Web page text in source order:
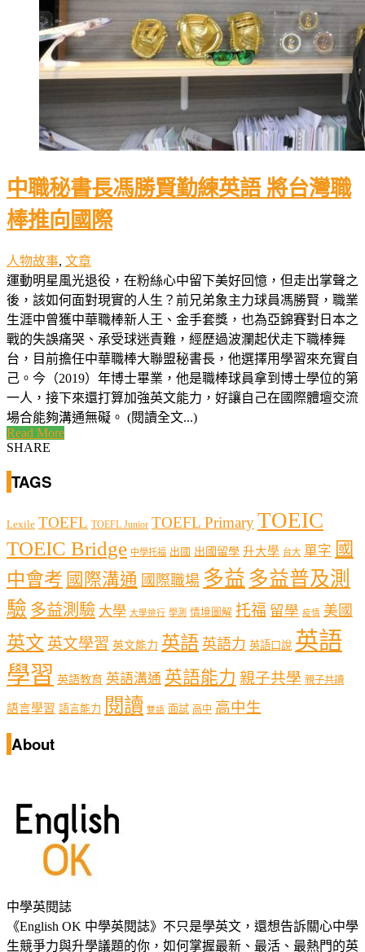
中職秘書長馮勝賢勤練英語 將台灣職
棒推向國際
人物故事, 文章
運動明星風光退役，在粉絲心中留下美好回憶，但走出掌聲之
後，該如何面對現實的人生？前兄弟象主力球員馮勝賢，職業
生涯中曾獲中華職棒新人王、金手套獎，也為亞錦賽對日本之
戰的失誤痛哭、承受球迷責難，經歷過波瀾起伏走下職棒舞
台，目前擔任中華職棒大聯盟秘書長，他選擇用學習來充實自
己。今（2019）年博士畢業，他是職棒球員拿到博士學位的第
一人，接下來還打算加強英文能力，好讓自己在國際體壇交流
場合能夠溝通無礙。 (閱讀全文...)
Read More
SHARE
TAGS
Lexile TOEFL TOEFL Junior TOEFL PrimaryTOEIC
TOEIC Bridge 中學托福 出國 出國留學 升大學 台大 單字 國
中會考 國際溝通 國際職場 多益 多益普及測
驗 多益測驗 大學 大學排行 學測 情境圖解 托福 留學 疫情 美國
英文 英文學習 英文能力 英語 英語力 英語口說 英語
學習 英語教育 英語溝通 英語能力 親子共學 親子共讀
語言學習 語言能力 閱讀 雙語 面試 高中 高中生
About
中學英閱誌
《English OK 中學英閱誌》不只是學英文，還想告訴關心中學
生競爭力與升學議題的你，如何掌握最新、最活、最熱門的英